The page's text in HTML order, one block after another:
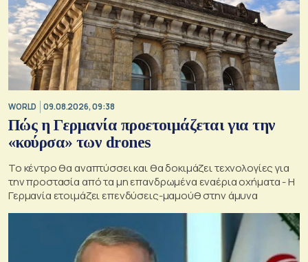
WORLD 09.08.2026, 09:38
Πώς η Γερμανία προετοιμάζεται για την
«κούρσα» των drones
Το κέντρο θα αναπτύσσει και θα δοκιμάζει τεχνολογίες για
την προστασία από τα μη επανδρωμένα εναέρια οχήματα - Η
Γερμανία ετοιμάζει επενδύσεις-μαμούθ στην άμυνα